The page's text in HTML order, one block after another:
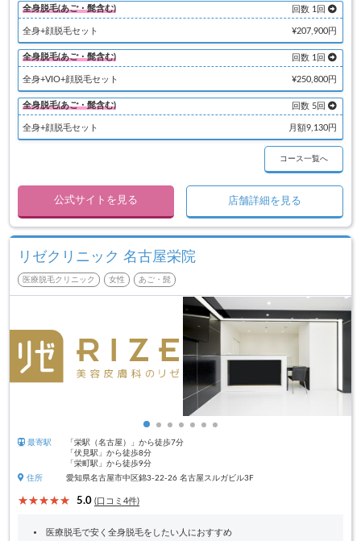
全身脱毛(あご・髭含む) 回数 1回
全身+顔脱毛セット ¥207,900円
全身脱毛(あご・髭含む) 回数 1回
全身+VIO+顔脱毛セット ¥250,800円
全身脱毛(あご・髭含む) 回数 5回
全身+顔脱毛セット 月額9,130円
コース一覧へ
公式サイトを見る 店舗詳細を見る
リゼクリニック 名古屋栄院
医療脱毛クリニック 女性 あご・髭
最寄駅
「栄駅（名古屋）」から徒歩7分
「伏見駅」から徒歩8分
「栄町駅」から徒歩9分
住所
愛知県名古屋市中区錦3-22-26 名古屋スルガビル3F
5.0 (口コミ4件)
医療脱毛で安く全身脱毛をしたい人におすすめ